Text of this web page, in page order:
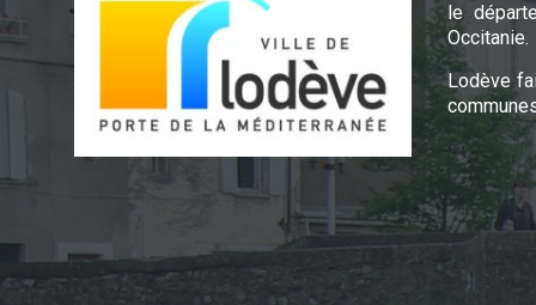
le
Occitanie.
Lodève